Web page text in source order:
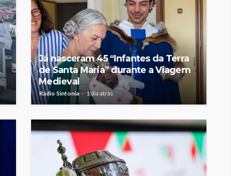
Já nasceram 45 “Infantes da Terra
de Santa Maria” durante a Viagem
Medieval
Rádio Sintonia 1 dia atrás